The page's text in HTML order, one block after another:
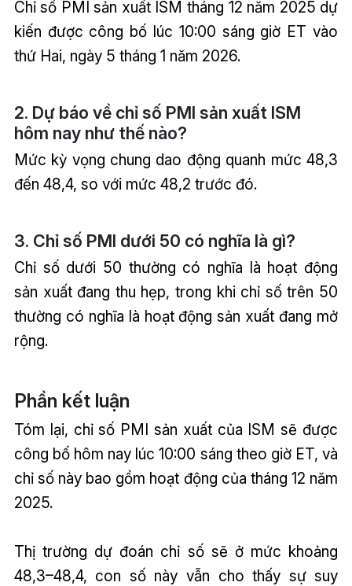
Chỉ số PMI sản xuất ISM tháng 12 năm 2025 dự
kiến được công bố lúc 10:00 sáng giờ ET vào
thứ Hai, ngày 5 tháng 1 năm 2026.
2. Dự báo về chỉ số PMI sản xuất ISM
hôm nay như thế nào?
Mức kỳ vọng chung dao động quanh mức 48,3
đến 48,4, so với mức 48,2 trước đó.
3. Chỉ số PMI dưới 50 có nghĩa là gì?
Chỉ số dưới 50 thường có nghĩa là hoạt động
sản xuất đang thu hẹp, trong khi chỉ số trên 50
thường có nghĩa là hoạt động sản xuất đang mở
rộng.
Phần kết luận
Tóm lại, chỉ số PMI sản xuất của ISM sẽ được
công bố hôm nay lúc 10:00 sáng theo giờ ET, và
chỉ số này bao gồm hoạt động của tháng 12 năm
2025.
Thị trường dự đoán chỉ số sẽ ở mức khoảng
48,3–48,4, con số này vẫn cho thấy sự suy